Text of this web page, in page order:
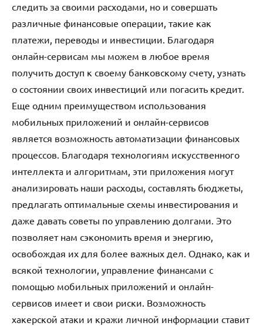
следить за своими расходами, но и совершать
различные финансовые операции, такие как
платежи, переводы и инвестиции. Благодаря
онлайн-сервисам мы можем в любое время
получить доступ к своему банковскому счету, узнать
о состоянии своих инвестиций или погасить кредит.
Еще одним преимуществом использования
мобильных приложений и онлайн-сервисов
является возможность автоматизации финансовых
процессов. Благодаря технологиям искусственного
интеллекта и алгоритмам, эти приложения могут
анализировать наши расходы, составлять бюджеты,
предлагать оптимальные схемы инвестирования и
даже давать советы по управлению долгами. Это
позволяет нам сэкономить время и энергию,
освобождая их для более важных дел. Однако, как и
всякой технологии, управление финансами с
помощью мобильных приложений и онлайн-
сервисов имеет и свои риски. Возможность
хакерской атаки и кражи личной информации ставит